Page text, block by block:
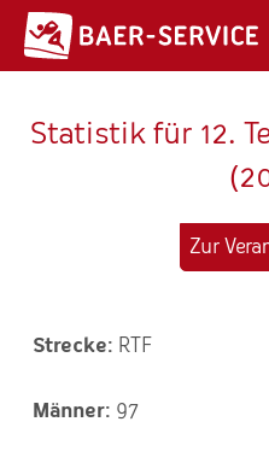
Statistik für 12.
Zur
RTF
97